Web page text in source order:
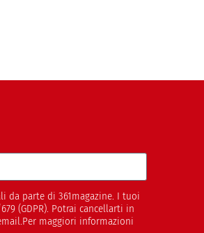
da parte di 361magazine. I tuoi
(GDPR). Potrai cancellarti in
maggiori informazioni